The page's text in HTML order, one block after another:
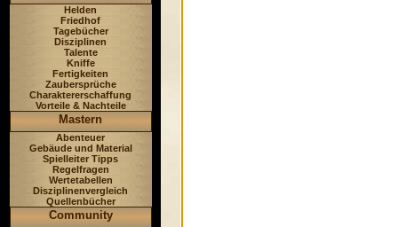
Helden
Friedhof
Tagebücher
Disziplinen
Talente
Kniffe
Fertigkeiten
Zaubersprüche
Charaktererschaffung
Vorteile & Nachteile
Mastern
Abenteuer
Gebäude und Material
Spielleiter Tipps
Regelfragen
Wertetabellen
Disziplinenvergleich
Quellenbücher
Community